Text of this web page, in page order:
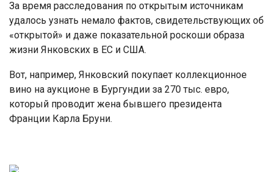
За время расследования по открытым источникам
удалось узнать немало фактов, свидетельствующих об
«открытой» и даже показательной роскоши образа
жизни Янковских в ЕС и США.
Вот, например, Янковский покупает коллекционное
вино на аукционе в Бургундии за 270 тыс. евро,
который проводит жена бывшего президента
Франции Карла Бруни.